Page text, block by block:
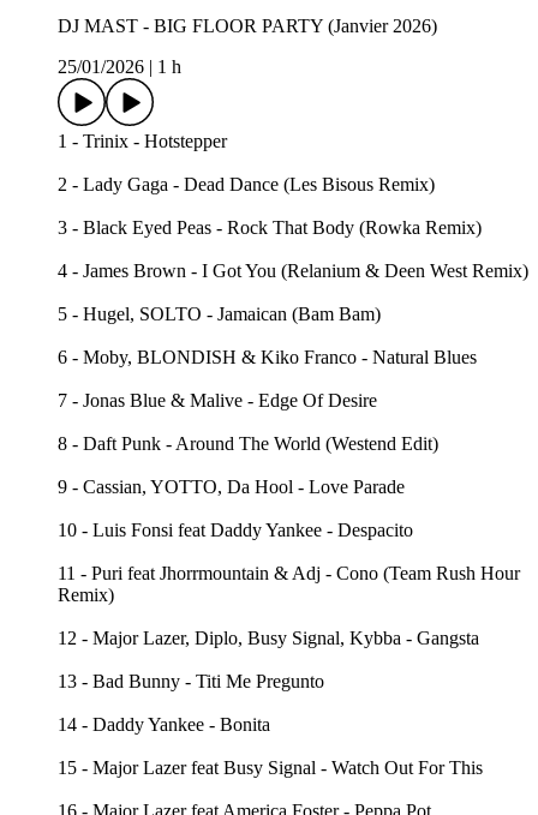
DJ MAST - BIG FLOOR PARTY (Janvier 2026)
25/01/2026
1 h
1 - Trinix - Hotstepper
2 - Lady Gaga - Dead Dance (Les Bisous Remix)
3 - Black Eyed Peas - Rock That Body (Rowka Remix)
4 - James Brown - I Got You (Relanium & Deen West Remix)
5 - Hugel, SOLTO - Jamaican (Bam Bam)
6 - Moby, BLONDISH & Kiko Franco - Natural Blues
7 - Jonas Blue & Malive - Edge Of Desire
8 - Daft Punk - Around The World (Westend Edit)
9 - Cassian, YOTTO, Da Hool - Love Parade
10 - Luis Fonsi feat Daddy Yankee - Despacito
11 - Puri feat Jhorrmountain & Adj - Cono (Team Rush Hour
Remix)
12 - Major Lazer, Diplo, Busy Signal, Kybba - Gangsta
13 - Bad Bunny - Titi Me Pregunto
14 - Daddy Yankee - Bonita
15 - Major Lazer feat Busy Signal - Watch Out For This